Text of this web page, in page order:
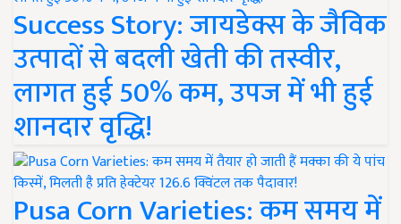
Success Story: जायडेक्स के जैविक
उत्पादों से बदली खेती की तस्वीर,
लागत हुई 50% कम, उपज में भी हुई
शानदार वृद्धि!
Pusa Corn Varieties: कम समय में